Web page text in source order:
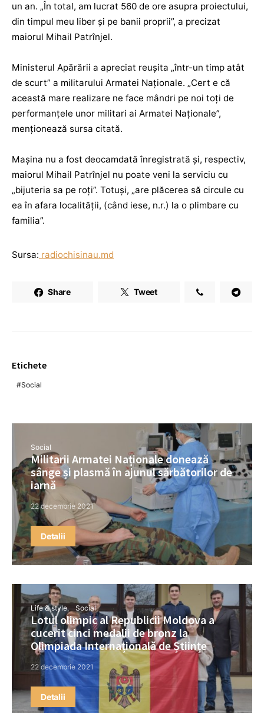
un an. „În total, am lucrat 560 de ore asupra proiectului,
din timpul meu liber și pe banii proprii”, a precizat
maiorul Mihail Patrînjel.
Ministerul Apărării a apreciat reușita „într-un timp atât
de scurt” a militarului Armatei Naționale. „Cert e că
această mare realizare ne face mândri pe noi toți de
performanțele unor militari ai Armatei Naționale”,
menționează sursa citată.
Mașina nu a fost deocamdată înregistrată și, respectiv,
maiorul Mihail Patrînjel nu poate veni la serviciu cu
„bijuteria sa pe roți”. Totuși, „are plăcerea să circule cu
ea în afara localității, (când iese, n.r.) la o plimbare cu
familia”.
Sursa: radiochisinau.md
Share Tweet
Etichete
Social
Social
Militarii Armatei Naționale donează
sânge și plasmă în ajunul sărbătorilor de
iarnă
22 decembrie 2021
Detalii
Life & style Social
Lotul olimpic al Republicii Moldova a
cucerit cinci medalii de bronz la
Olimpiada Internațională de Științe
22 decembrie 2021
Detalii